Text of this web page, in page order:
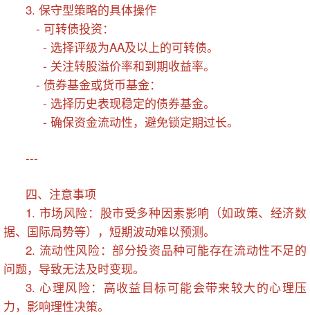
3. 保守型策略的具体操作
- 可转债投资：
- 选择评级为AA及以上的可转债。
- 关注转股溢价率和到期收益率。
- 债券基金或货币基金：
- 选择历史表现稳定的债券基金。
- 确保资金流动性，避免锁定期过长。
---
四、注意事项
1. 市场风险：股市受多种因素影响（如政策、经济数
据、国际局势等），短期波动难以预测。
2. 流动性风险：部分投资品种可能存在流动性不足的
问题，导致无法及时变现。
3. 心理风险：高收益目标可能会带来较大的心理压
力，影响理性决策。